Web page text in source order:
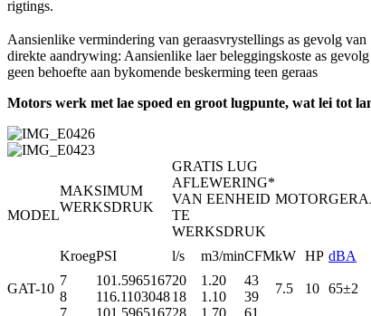
rigtings.
Aansienlike vermindering van geraasvrystellings as gevolg van
direkte aandrywing: Aansienlike laer beleggingskoste as
geen behoefte aan bykomende beskerming teen geraas
Motors werk met lae spoed en groot lugpunte, wat lei tot
MODEL
MAKSIMUM
WERKSDRUK
GRATIS LUG
AFLEWERING*
VAN EENHEID
TE
WERKSDRUK
MOTOR
KroegPSI l/s m3/minCFMkW HP dBA
GAT-10
7 101.596516720 1.20 43
7.5 10 65±2
8 116.110304818 1.10
39
7
101.596516728 1,70 61